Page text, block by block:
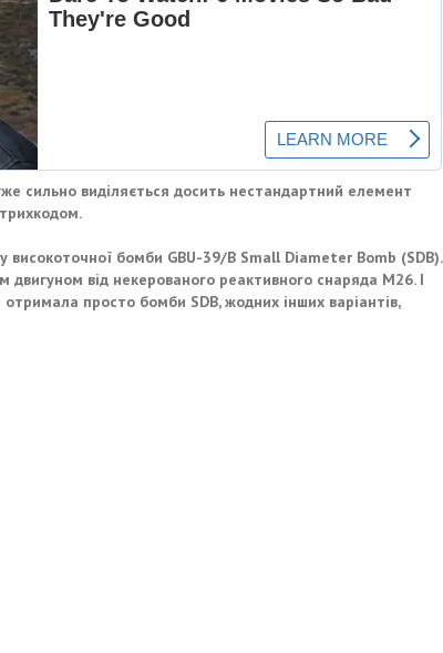
сильно виділяється досить нестандартний елемент
високоточної бомби GBU-39/B Small Diameter Bomb (SDB).
від некерованого реактивного снаряда M26. І
просто бомби SDB, жодних інших варіантів,